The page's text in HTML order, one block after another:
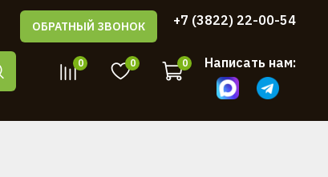
ОБРАТНЫЙ ЗВОНОК +7 (3822) 22-00-54
0 0 0 Написать нам: